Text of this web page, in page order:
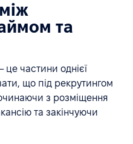
та
це частини однієї
що під рекрутингом
з розміщення
та закінчуючи